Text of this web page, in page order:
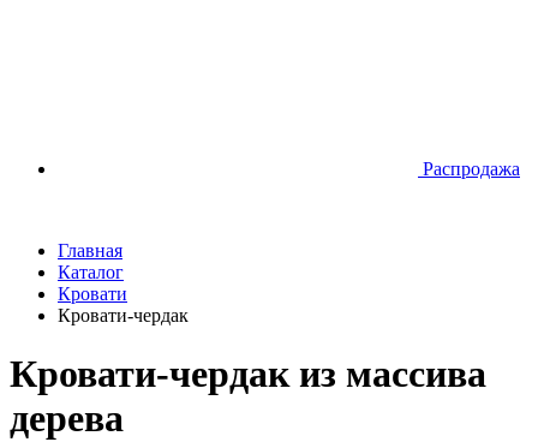
Распродажа
Главная
Каталог
Кровати
Кровати-чердак
Кровати-чердак из массива
дерева